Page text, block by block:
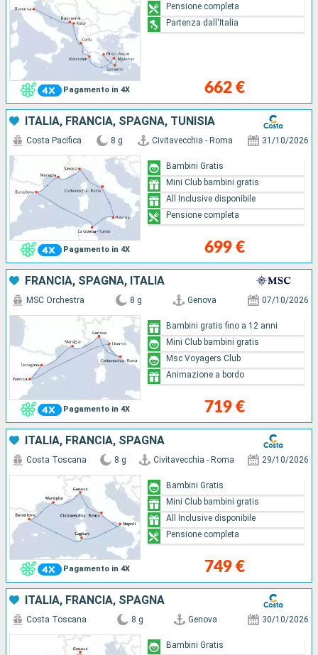
Pagamento in 4X 662 €
Pensione completa
Partenza dall'Italia
ITALIA, FRANCIA, SPAGNA, TUNISIA
Pagamento in 4X
Costa Pacifica 8 g Civitavecchia - Roma 31/10/2026
699 €
Bambini Gratis
Mini Club bambini gratis
All Inclusive disponibile
Pensione completa
FRANCIA, SPAGNA, ITALIA
Pagamento in 4X
MSC Orchestra 8 g Genova 07/10/2026
719 €
Bambini gratis fino a 12 anni
Mini Club bambini gratis
Msc Voyagers Club
Animazione a bordo
ITALIA, FRANCIA, SPAGNA
Pagamento in 4X
Costa Toscana 8 g Civitavecchia - Roma 29/10/2026
749 €
Bambini Gratis
Mini Club bambini gratis
All Inclusive disponibile
Pensione completa
ITALIA, FRANCIA, SPAGNA
Costa Toscana 8 g Genova 30/10/2026
Bambini Gratis